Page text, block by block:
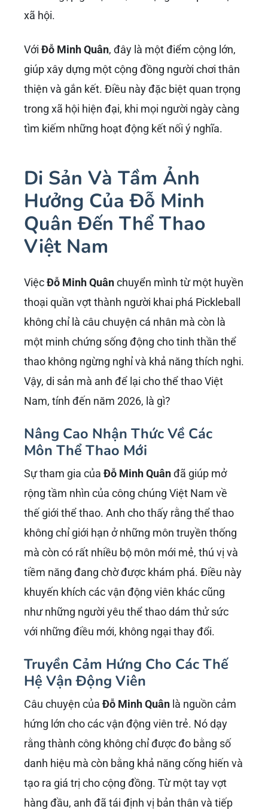
đòi hỏi sự khéo léo và tư duy chiến thuật.
Đối với những người đã chơi các môn thể thao
vợt khác, Pickleball mang lại cảm giác quen
thuộc nhưng đồng thời cũng là một thử thách
mới mẻ. Nó cho phép họ áp dụng kinh nghiệm
sẵn có nhưng cũng buộc họ phải điều chỉnh và
Tính Dễ Tiếp Cận Và Phổ Biến
Hóa
Một trong những lý do quan trọng nhất khiến
Pickleball trở thành ‘hot trend’ chính là tính dễ
tiếp cận. Đỗ Minh Quân
Phù hợp với mọi lứa tuổi:Từ trẻ em, thanh
niên đến người cao tuổi đều có thể chơi
Pickleball. Kích thước sân nhỏ, vợt nhẹ và
bóng nhựa không bay quá nhanh giúp giảm
thiểu nguy cơ chấn thương và tăng cường
niềm vui cho người chơi ở mọi trình độ.
phí đầu tư cho Pickleball (vợt, bóng, sân)
tương đối thấp, giúp nhiều người dễ dàng
tham gia hơn.
Thời gian học nhanh: Người mới chơi có thể
nắm bắt các luật cơ bản và bắt đầu chơi
những trận đấu đầu tiên chỉ sau một thời
gian ngắn làm quen, mang lại cảm giác
thành công và hứng thú ngay từ ban đầu.
Giá Trị Cộng Đồng Và Xã Hội Cao
Pickleball không chỉ là một môn thể thao, mà
còn là một hoạt động xã hội. Các trận đấu đôi
phổ biến khuyến khích sự tương tác, giao tiếp
và tinh thần đồng đội. Nhiều người đến với
Pickleball không chỉ để rèn luyện sức khỏe mà
còn để gặp gỡ bạn bè, mở rộng mối quan hệ
xã hội.